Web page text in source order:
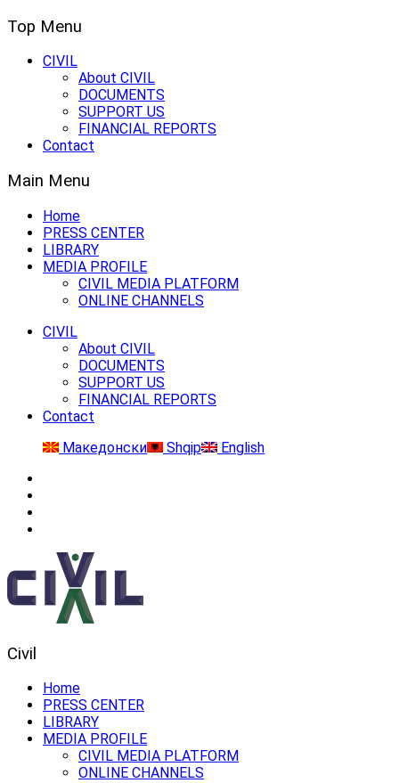
Top Menu
CIVIL
About CIVIL
DOCUMENTS
SUPPORT US
FINANCIAL REPORTS
Contact
Main Menu
Home
PRESS CENTER
LIBRARY
MEDIA PROFILE
CIVIL MEDIA PLATFORM
ONLINE CHANNELS
CIVIL
About CIVIL
DOCUMENTS
SUPPORT US
FINANCIAL REPORTS
Contact
Македонски
Shqip English
Civil
Home
PRESS CENTER
LIBRARY
MEDIA PROFILE
CIVIL MEDIA PLATFORM
ONLINE CHANNELS